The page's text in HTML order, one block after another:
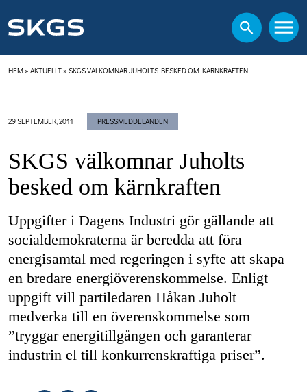
HEM» AKTUELLT» SKGS VÄLKOMNAR JUHOLTS BESKED OM KÄRNKRAFTEN
29 SEPTEMBER, 2011 PRESSMEDDELANDEN
SKGS välkomnar Juholts
besked om kärnkraften
Uppgifter i Dagens Industri gör gällande att
socialdemokraterna är beredda att föra
energisamtal med regeringen i syfte att skapa
en bredare energiöverenskommelse. Enligt
uppgift vill partiledaren Håkan Juholt
medverka till en överenskommelse som
”tryggar energitillgången och garanterar
industrin el till konkurrenskraftiga priser”.